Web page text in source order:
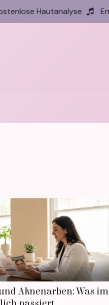
Hautanalyse
Aknenarben: Was im